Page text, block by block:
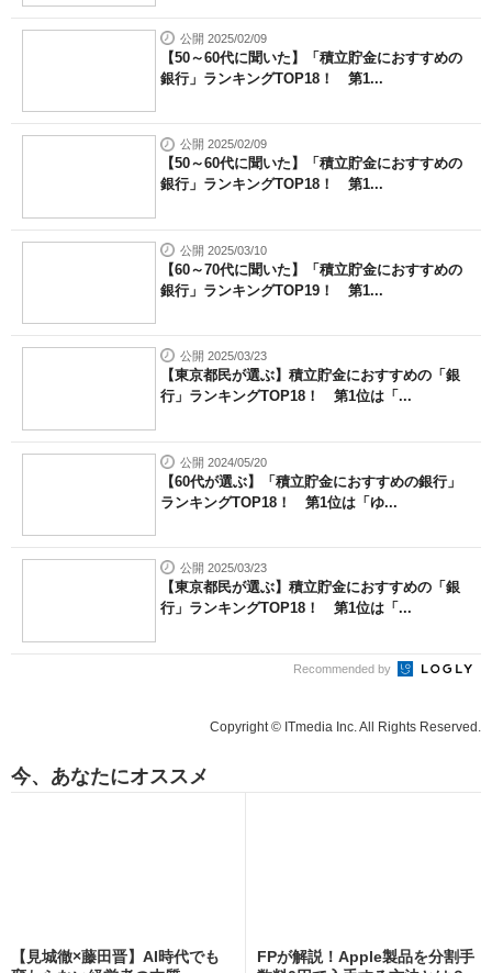
公開 2025/02/09
【50～60代に聞いた】「積立貯金におすすめの
銀行」ランキングTOP18！ 第1...
公開 2025/02/09
【50～60代に聞いた】「積立貯金におすすめの
銀行」ランキングTOP18！ 第1...
公開 2025/03/10
【60～70代に聞いた】「積立貯金におすすめの
銀行」ランキングTOP19！ 第1...
公開 2025/03/23
【東京都民が選ぶ】積立貯金におすすめの「銀
行」ランキングTOP18！ 第1位は「...
公開 2024/05/20
【60代が選ぶ】「積立貯金におすすめの銀行」
ランキングTOP18！ 第1位は「ゆ...
公開 2025/03/23
【東京都民が選ぶ】積立貯金におすすめの「銀
行」ランキングTOP18！ 第1位は「...
Recommended by
Copyright © ITmedia Inc. All Rights Reserved.
今、あなたにオススメ
【見城徹×藤田晋】AI時代でも
FPが解説！Apple製品を分割手